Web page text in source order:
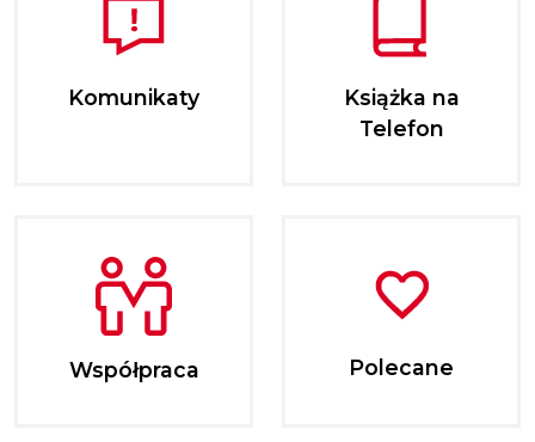
Komunikaty
Książka na
Telefon
Współpraca Polecane